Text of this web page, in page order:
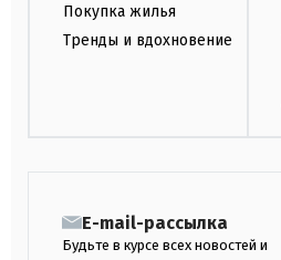
Покупка жилья
Тренды и вдохновение
E-mail-рассылка
Будьте в курсе всех новостей и